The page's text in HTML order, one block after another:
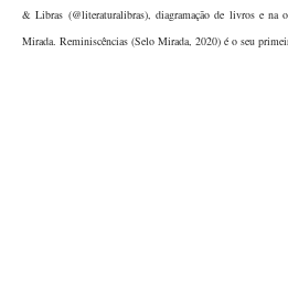
& Libras (@literaturalibras), diagramação de livros e na
Mirada. Reminiscências (Selo Mirada, 2020) é o seu